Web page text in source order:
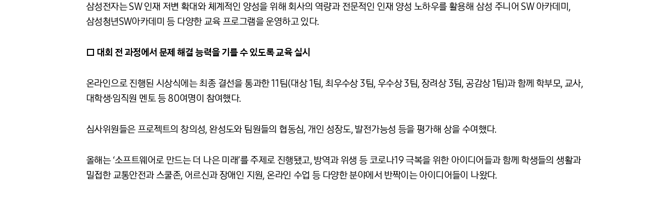
삼성전자는 SW 인재 저변 확대와 체계적인 양성을 위해 회사의 역량과 전문적인 인재 양성 노하우를 활용해 삼성 주니어 SW 아카데미,
삼성청년SW아카데미 등 다양한 교육 프로그램을 운영하고 있다.
□ 대회 전 과정에서 문제 해결 능력을 기를 수 있도록 교육 실시
온라인으로 진행된 시상식에는 최종 결선을 통과한 11팀(대상 1팀, 최우수상 3팀, 우수상 3팀, 장려상 3팀, 공감상 1팀)과 함께 학부모, 교사,
대학생·임직원 멘토 등 80여명이 참여했다.
심사위원들은 프로젝트의 창의성, 완성도와 팀원들의 협동심, 개인 성장도, 발전가능성 등을 평가해 상을 수여했다.
올해는 ‘소프트웨어로 만드는 더 나은 미래’를 주제로 진행됐고, 방역과 위생 등 코로나19 극복을 위한 아이디어들과 함께 학생들의 생활과
밀접한 교통안전과 스쿨존, 어르신과 장애인 지원, 온라인 수업 등 다양한 분야에서 반짝이는 아이디어들이 나왔다.